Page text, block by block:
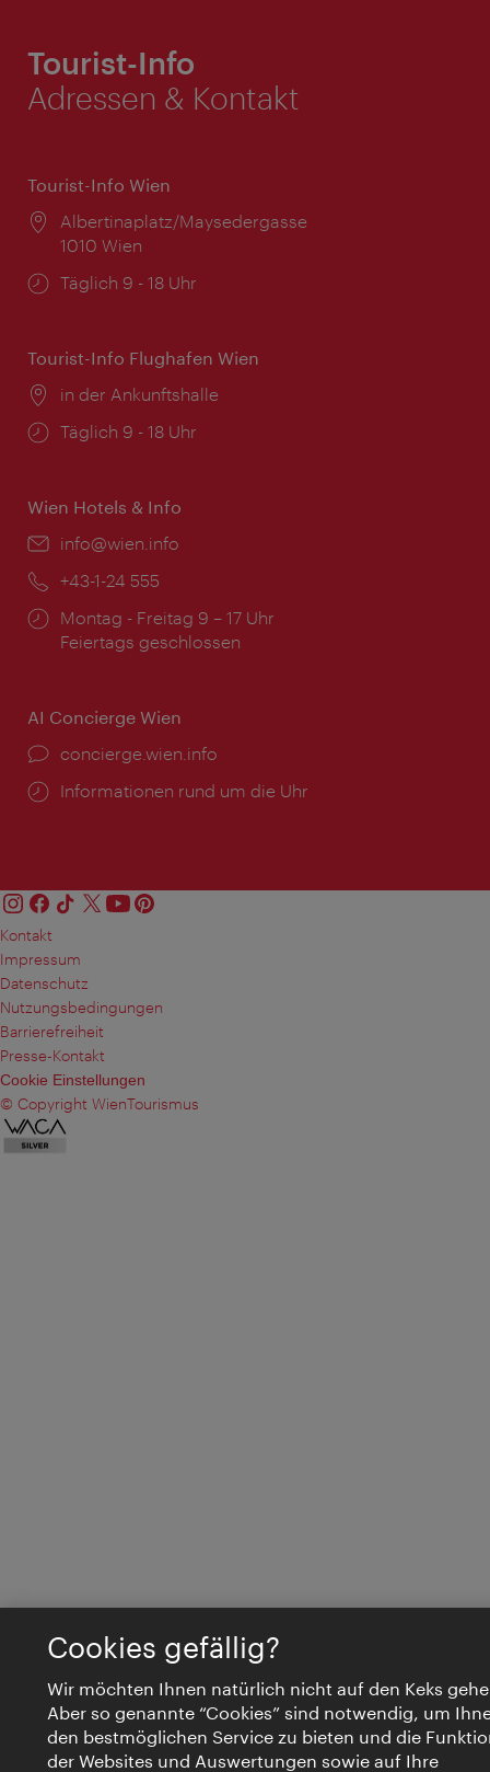
Tourist-Info
Adressen & Kontakt
Tourist-Info Wien
Ort:
Albertinaplatz/Maysedergasse
1010 Wien
Öffnungszeiten:
Täglich 9 - 18 Uhr
Tourist-Info Flughafen Wien
Ort:
in der Ankunftshalle
Öffnungszeiten:
Täglich 9 - 18 Uhr
Wien Hotels & Info
Email:
info@wien.info
Telefon:
+43-1-24 555
Öffnungszeiten:
Montag - Freitag 9 – 17 Uhr
Feiertags geschlossen
AI Concierge Wien
Ort:
concierge.wien.info
Öffnungszeiten:
Informationen rund um die Uhr
Kontakt
Impressum
Datenschutz
Nutzungsbedingungen
Barrierefreiheit
Presse-Kontakt
Cookie Einstellungen
© Copyright WienTourismus
Cookies gefällig?
Wir möchten Ihnen natürlich nicht auf den Keks
Aber so genannte “Cookies” sind notwendig, um
den bestmöglichen Service zu bieten und die
der Websites und Auswertungen sowie auf Ihre